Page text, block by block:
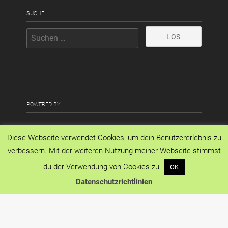
SUCHE
POWERED BY
Copyright © 2026 · All Rights Reserved ·
Diese Webseite verwendet Cookies, um dein Benutzererlebnis zu
verbessern. Mit der weiteren Nutzung meiner Webseite stimmst
du der Verwendung von Cookies zu.
OK
Datenschutzrichtlinien